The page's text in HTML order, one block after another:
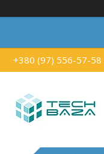
+380 (97) 556-57-58